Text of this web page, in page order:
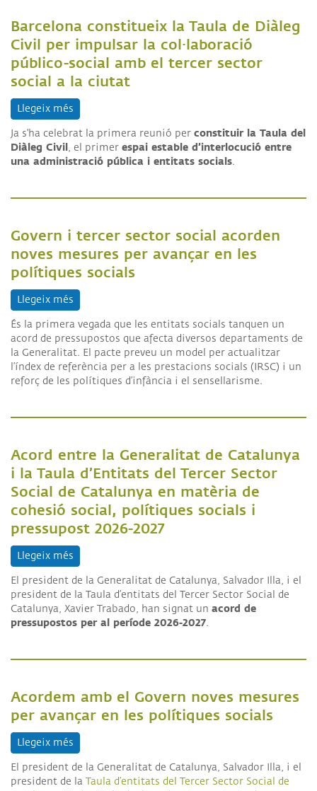
Barcelona constitueix la Taula de Diàleg
Civil per impulsar la col·laboració
público-social amb el tercer sector
social a la ciutat
Llegeix més
Ja s'ha celebrat la primera reunió per constituir la Taula del
Diàleg Civil , el primer espai estable d’interlocució entre
una administració pública i entitats socials.
Govern i tercer sector social acorden
noves mesures per avançar en les
polítiques socials
Llegeix més
És la primera vegada que les entitats socials tanquen un
acord de pressupostos que afecta diversos departaments de
la Generalitat. El pacte preveu un model per actualitzar
l’índex de referència per a les prestacions socials (IRSC) i un
reforç de les polítiques d’infància i el sensellarisme.
Acord entre la Generalitat de Catalunya
i la Taula d’Entitats del Tercer Sector
Social de Catalunya en matèria de
cohesió social, polítiques socials i
pressupost 2026-2027
Llegeix més
El president de la Generalitat de Catalunya, Salvador Illa, i el
president de la Taula d’entitats del Tercer Sector Social de
Catalunya, Xavier Trabado, han signat un acord de
pressupostos per al període 2026-2027.
Acordem amb el Govern noves mesures
per avançar en les polítiques socials
Llegeix més
El president de la Generalitat de Catalunya, Salvador Illa, i el
president de la Taula d’entitats del Tercer Sector Social de